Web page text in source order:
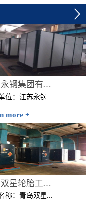
江苏永钢集团有限公司
位：江苏永钢...
况：该公司原有4
寿力公司的262kW
压机，该4台空压
耗电...
more +
青岛双星轮胎工业有限公司压缩机空气系统节能改造项目
称：青岛双星...